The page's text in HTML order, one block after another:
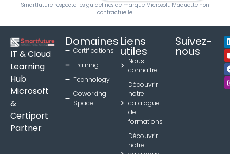
Smartfuture respecte les guidelines de marque Microsoft. Maquette non
contractuelle.
IT & Cloud
Learning
Hub
Microsoft
&
Certiport
Partner
Domaines
Certifications
Training
Technology
Coworking
Space
Liens
utiles
Nous
connaître
Découvrir
notre
catalogue
de
formations
Découvrir
notre
Suivez-
nous